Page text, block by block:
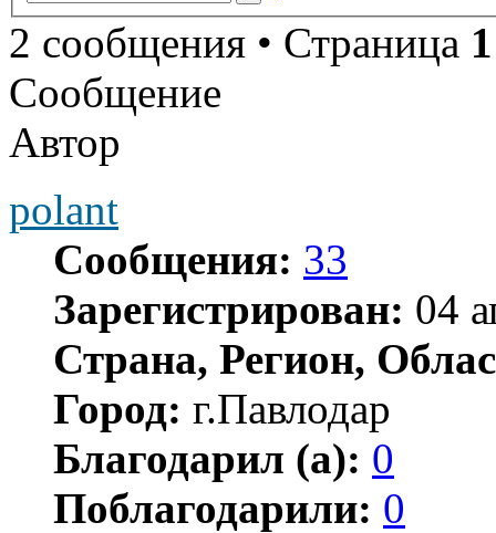
2 сообщения • Страница 1
Сообщение
Автор
polant
Сообщения: 33
Зарегистрирован: 04
Страна, Регион,
Город: г.Павлодар
Благодарил (а): 0
Поблагодарили: 0